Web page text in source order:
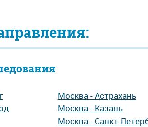
Москва - Астрахань
Москва - Казань
Москва - Санкт-